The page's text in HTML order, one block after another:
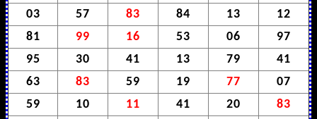
03
57 83 84 13
12
81
99 16 53 06
97
95
30 41 13 79
41
63
83 59 19 77
07
59
10 11 41 20
83